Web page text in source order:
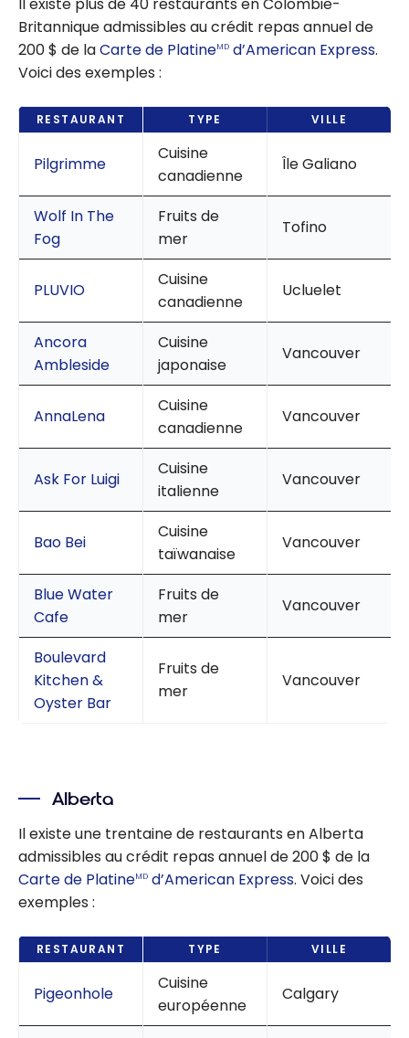
Il existe plus de 40 restaurants en Colombie-
Britannique admissibles au crédit repas annuel de
200 $ de laCarte de PlatineMD d’American Express.
Voici des exemples :
RESTAURANT TYPE VILLE
Pilgrimme
Cuisine
canadienne
Île Galiano
Wolf In The
Fog
Fruits de
mer
Tofino
PLUVIO
Cuisine
canadienne
Ucluelet
Ancora
Ambleside
Cuisine
japonaise
Vancouver
AnnaLena
Cuisine
canadienne
Vancouver
Ask For Luigi
Cuisine
italienne
Vancouver
Bao Bei
Cuisine
taïwanaise
Vancouver
Blue Water
Cafe
Fruits de
mer
Vancouver
Boulevard
Kitchen &
Oyster Bar
Fruits de
mer
Vancouver
Alberta
Il existe une trentaine de restaurants en Alberta
admissibles au crédit repas annuel de 200 $ de la
Carte de PlatineMD d’American Express. Voici des
exemples :
RESTAURANT TYPE VILLE
Pigeonhole
Cuisine
européenne
Calgary